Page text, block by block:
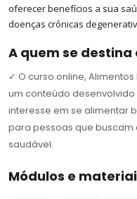
oferecer benefícios a sua
doenças crônicas
A quem se destina
✓ O curso online,
um conteúdo
interesse em se alimentar
para pessoas que buscam
saudável.
Módulos e